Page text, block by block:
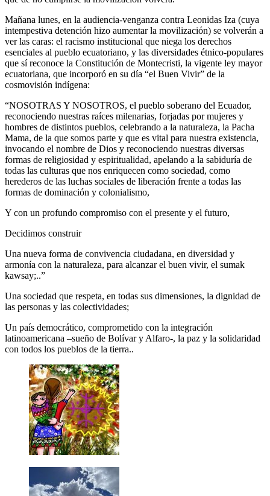
Mañana lunes, en la audiencia-venganza contra Leonidas Iza (cuya
intempestiva detención hizo aumentar la movilización) se volverán a
ver las caras: el racismo institucional que niega los derechos
esenciales al pueblo ecuatoriano, y las diversidades étnico-populares
que sí reconoce la Constitución de Montecristi, la vigente ley mayor
ecuatoriana, que incorporó en su día “el Buen Vivir” de la
cosmovisión indígena:
“NOSOTRAS Y NOSOTROS, el pueblo soberano del Ecuador,
reconociendo nuestras raíces milenarias, forjadas por mujeres y
hombres de distintos pueblos, celebrando a la naturaleza, la Pacha
Mama, de la que somos parte y que es vital para nuestra existencia,
invocando el nombre de Dios y reconociendo nuestras diversas
formas de religiosidad y espiritualidad, apelando a la sabiduría de
todas las culturas que nos enriquecen como sociedad, como
herederos de las luchas sociales de liberación frente a todas las
formas de dominación y colonialismo,
Y con un profundo compromiso con el presente y el futuro,
Decidimos construir
Una nueva forma de convivencia ciudadana, en diversidad y
armonía con la naturaleza, para alcanzar el buen vivir, el sumak
kawsay;..”
Una sociedad que respeta, en todas sus dimensiones, la dignidad de
las personas y las colectividades;
Un país democrático, comprometido con la integración
latinoamericana –sueño de Bolívar y Alfaro-, la paz y la solidaridad
con todos los pueblos de la tierra..